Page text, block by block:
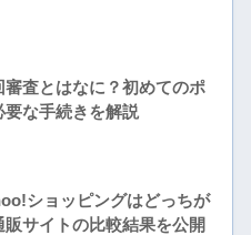
審査とはなに？初めてのポ
要な手続きを解説
ショッピングはどっちが
販サイトの比較結果を公開